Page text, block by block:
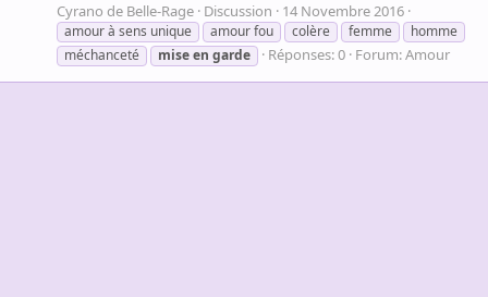
Cyrano de Belle-Rage Discussion 14 Novembre 2016
amour à sens unique amour fou colère femme
homme
méchanceté
miseen garde Réponses: 0 Forum:Amour